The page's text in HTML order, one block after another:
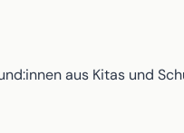
aus Kitas und